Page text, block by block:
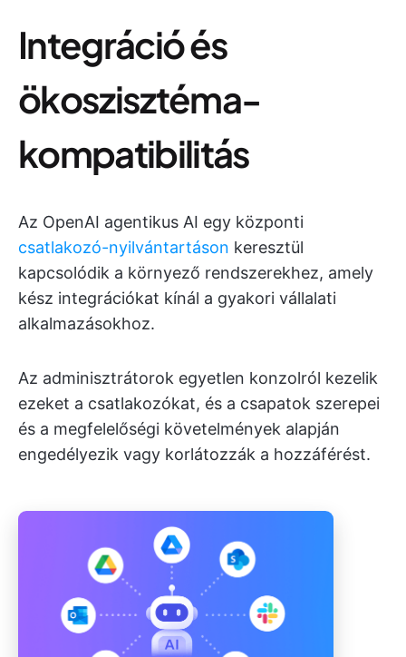
Integráció és
ökoszisztéma-
kompatibilitás
Az OpenAI agentikus AI egy központi
csatlakozó-nyilvántartáson keresztül
kapcsolódik a környező rendszerekhez, amely
kész integrációkat kínál a gyakori vállalati
alkalmazásokhoz.
Az adminisztrátorok egyetlen konzolról kezelik
ezeket a csatlakozókat, és a csapatok szerepei
és a megfelelőségi követelmények alapján
engedélyezik vagy korlátozzák a hozzáférést.